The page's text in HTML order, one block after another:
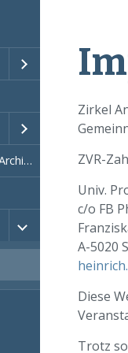
Übersetzung lateinischer Urkunden und Archivmaterialien
Zirkel
ZVR-
Univ.
c/o FB
A-5020
Diese
Trotz